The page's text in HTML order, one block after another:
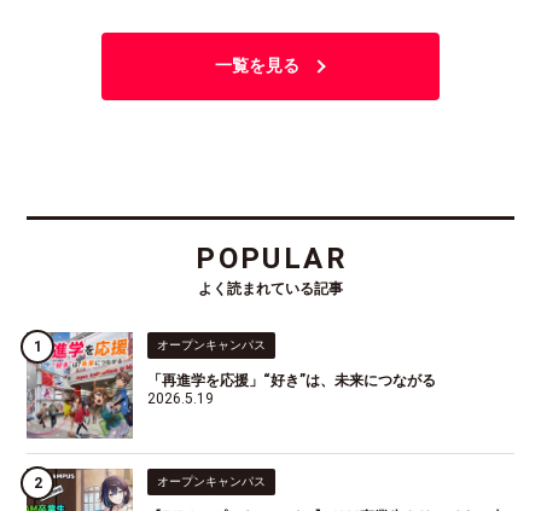
一覧を見る
POPULAR
よく読まれている記事
オープンキャンパス
「再進学を応援」“好き”は、未来につながる
2026.5.19
オープンキャンパス